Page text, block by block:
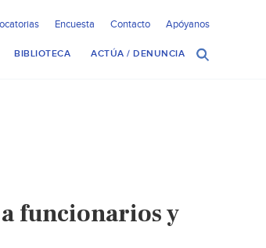
Encuesta Contacto Apóyanos
BIBLIOTECA ACTÚA / DENUNCIA
funcionarios y